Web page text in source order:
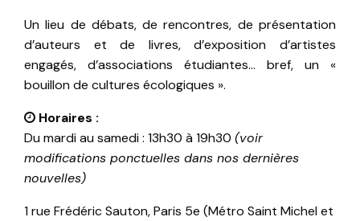
Un lieu de débats, de rencontres, de présentation
d’auteurs et de livres, d’exposition d’artistes
engagés, d’associations étudiantes… bref, un «
bouillon de cultures écologiques ».
Horaires :
Du mardi au samedi : 13h30 à 19h30 (voir
modifications ponctuelles dans nos dernières
nouvelles)
1 rue Frédéric Sauton, Paris 5e (Métro Saint Michel et